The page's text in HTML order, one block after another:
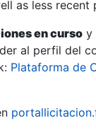
as less recent
en curso y
al perfil del
Plataforma de